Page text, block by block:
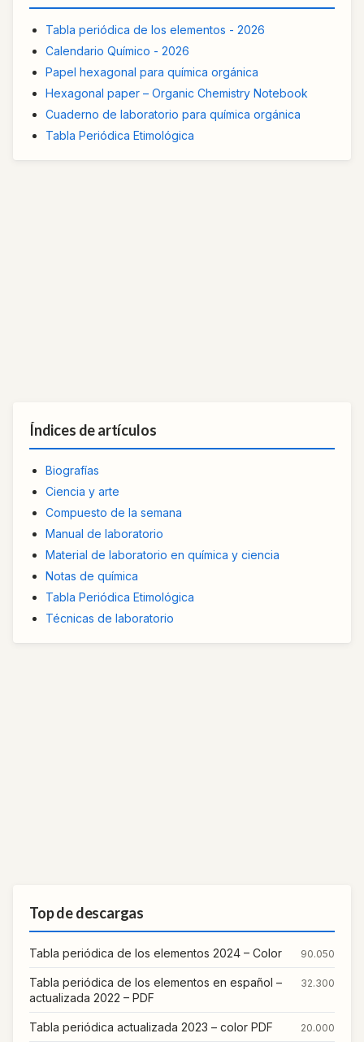
Tabla periódica de los elementos - 2026
Calendario Químico - 2026
Papel hexagonal para química orgánica
Hexagonal paper – Organic Chemistry Notebook
Cuaderno de laboratorio para química orgánica
Tabla Periódica Etimológica
Índices de artículos
Biografías
Ciencia y arte
Compuesto de la semana
Manual de laboratorio
Material de laboratorio en química y ciencia
Notas de química
Tabla Periódica Etimológica
Técnicas de laboratorio
Top de descargas
Tabla periódica de los elementos 2024 – Color 90.050
Tabla periódica de los elementos en español –
actualizada 2022 – PDF
32.300
Tabla periódica actualizada 2023 – color PDF 20.000